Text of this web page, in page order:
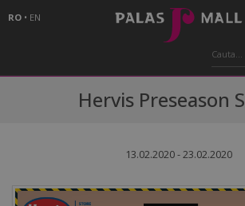
RO • EN
Hervis Preseason
13.02.2020 - 23.02.2020